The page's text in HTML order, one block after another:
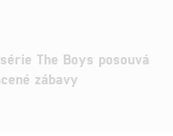
The Boys posouvá
zábavy